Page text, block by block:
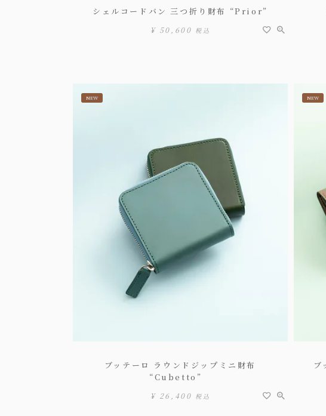
シェルコードバン 三つ折り財布 “Prior”
¥ 50,600 税込
NEW
ブッテーロ ラウンドジップミニ財布
“Cubetto”
¥ 26,400 税込
NEW